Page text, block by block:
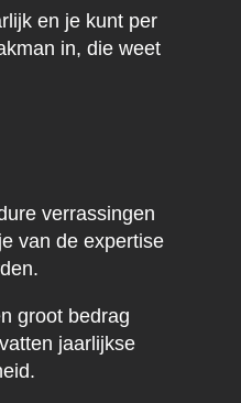
en je kunt per
in, die weet
verrassingen
van de expertise
groot bedrag
jaarlijkse